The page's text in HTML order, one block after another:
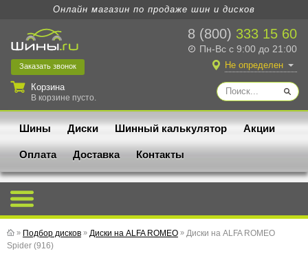
Онлайн магазин по продаже шин и дисков
8 (800) 333 15 60
Пн-Вс с 9:00 до 21:00
Заказать звонок
Корзина
В корзине пусто.
Не определен
Шины Диски Шинный калькулятор Акции
Оплата Доставка Контакты
» Подбор дисков » Диски на ALFA ROMEO » Диски на ALFA ROMEO
Spider (916)